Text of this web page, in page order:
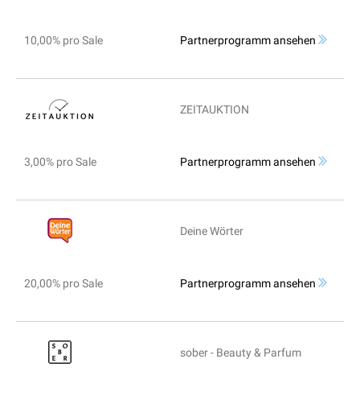
10,00% pro Sale Partnerprogramm ansehen
ZEITAUKTION
3,00% pro Sale Partnerprogramm ansehen
Deine Wörter
20,00% pro Sale Partnerprogramm ansehen
sober - Beauty & Parfum